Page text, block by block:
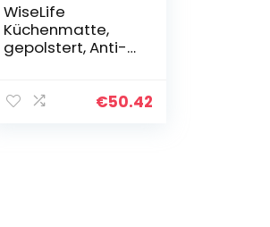
WiseLife
Küchenmatte,
gepolstert, Anti-
x 99.1 cm, dick,
€50.42